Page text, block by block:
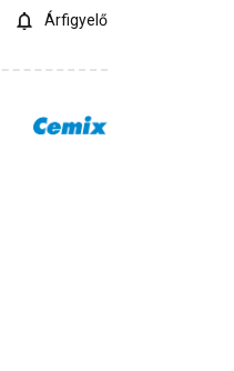
Árfigyelő